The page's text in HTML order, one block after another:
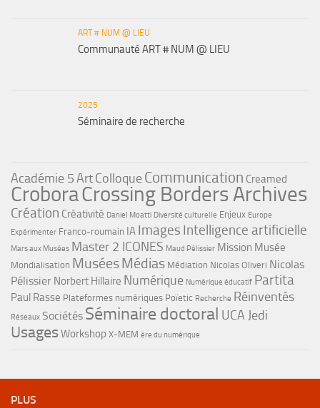
ART # NUM @ LIEU
Communauté ART # NUM @ LIEU
2025
Séminaire de recherche
Académie 5ArtColloqueCommunication Creamed
CroboraCrossing Borders Archives
Création Créativité Daniel Moatti Diversité culturelle Enjeux Europe
Expérimenter Franco-roumain IA Images Intelligence artificielle
Mars aux Musées Master 2 ICONES Maud Pélissier Mission Musée
Mondialisation MuséesMédias Médiation Nicolas Oliveri Nicolas
Pélissier Norbert Hillaire Numérique Numérique éducatif Partita
Paul Rasse Plateformes numériques Poïetic Recherche Réinventés
Réseaux Sociétés Séminaire doctoral UCA Jedi
UsagesWorkshop X-MEM ère du numérique
PLUS